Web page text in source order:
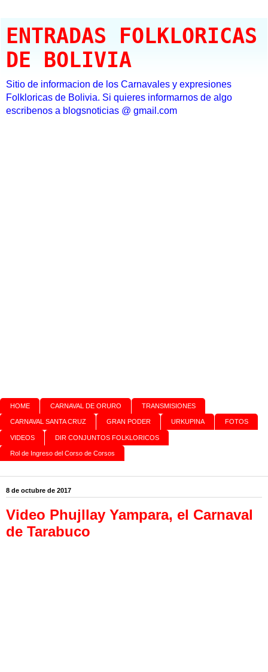
ENTRADAS FOLKLORICAS
DE BOLIVIA
Sitio de informacion de los Carnavales y expresiones
Folkloricas de Bolivia. Si quieres informarnos de algo
escribenos a blogsnoticias @ gmail.com
HOME CARNAVAL DE ORURO TRANSMISIONES
CARNAVAL SANTA CRUZ GRAN PODER URKUPINA FOTOS
VIDEOS DIR CONJUNTOS FOLKLORICOS
Rol de Ingreso del Corso de Corsos
8 de octubre de 2017
Video Phujllay Yampara, el Carnaval
de Tarabuco